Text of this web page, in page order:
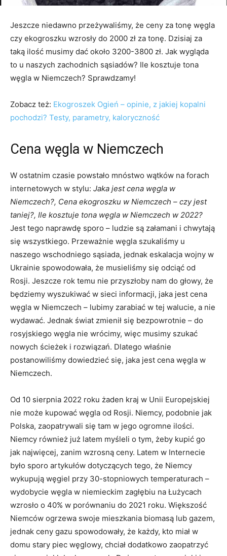
Jeszcze niedawno przeżywaliśmy, że ceny za tonę węgla
czy ekogroszku wzrosły do 2000 zł za tonę. Dzisiaj za
taką ilość musimy dać około 3200-3800 zł. Jak wygląda
to u naszych zachodnich sąsiadów? Ile kosztuje tona
węgla w Niemczech? Sprawdzamy!
Zobacz też: Ekogroszek Ogień – opinie, z jakiej kopalni
pochodzi? Testy, parametry, kaloryczność
Cena węgla w Niemczech
W ostatnim czasie powstało mnóstwo wątków na forach
internetowych w stylu: Jaka jest cena węgla w
Niemczech?, Cena ekogroszku w Niemczech – czy jest
taniej?, Ile kosztuje tona węgla w Niemczech w 2022?
Jest tego naprawdę sporo – ludzie są załamani i chwytają
się wszystkiego. Przeważnie węgla szukaliśmy u
naszego wschodniego sąsiada, jednak eskalacja wojny w
Ukrainie spowodowała, że musieliśmy się odciąć od
Rosji. Jeszcze rok temu nie przyszłoby nam do głowy, że
będziemy wyszukiwać w sieci informacji, jaka jest cena
węgla w Niemczech – lubimy zarabiać w tej walucie, a nie
wydawać. Jednak świat zmienił się bezpowrotnie – do
rosyjskiego węgla nie wrócimy, więc musimy szukać
nowych ścieżek i rozwiązań. Dlatego właśnie
postanowiliśmy dowiedzieć się, jaka jest cena węgla w
Niemczech.
Od 10 sierpnia 2022 roku żaden kraj w Unii Europejskiej
nie może kupować węgla od Rosji. Niemcy, podobnie jak
Polska, zaopatrywali się tam w jego ogromne ilości.
Niemcy również już latem myśleli o tym, żeby kupić go
jak najwięcej, zanim wzrosną ceny. Latem w Internecie
było sporo artykułów dotyczących tego, że Niemcy
wykupują węgiel przy 30-stopniowych temperaturach –
wydobycie węgla w niemieckim zagłębiu na Łużycach
wzrosło o 40% w porównaniu do 2021 roku. Większość
Niemców ogrzewa swoje mieszkania biomasą lub gazem,
jednak ceny gazu spowodowały, że każdy, kto miał w
domu stary piec węglowy, chciał dodatkowo zaopatrzyć